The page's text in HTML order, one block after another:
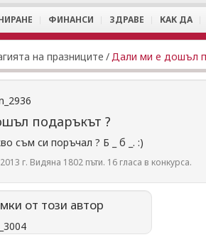
ФИНАНСИ ЗДРАВЕ КАК ДА
на празниците /Дали ми е дошъл
подаръкът ?
съм си поръчал ? Б _ б _. :)
г. Видяна 1802 пъти. 16 гласа в конкурса.
от този автор